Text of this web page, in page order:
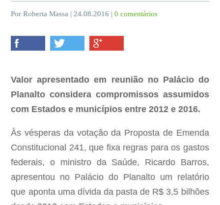
Por Roberta Massa | 24.08.2016 |0 comentários
Valor apresentado em reunião no Palácio do
Planalto considera compromissos assumidos
com Estados e municípios entre 2012 e 2016.
Às vésperas da votação da Proposta de Emenda
Constitucional 241, que fixa regras para os gastos
federais, o ministro da Saúde, Ricardo Barros,
apresentou no Palácio do Planalto um relatório
que aponta uma dívida da pasta de R$ 3,5 bilhões